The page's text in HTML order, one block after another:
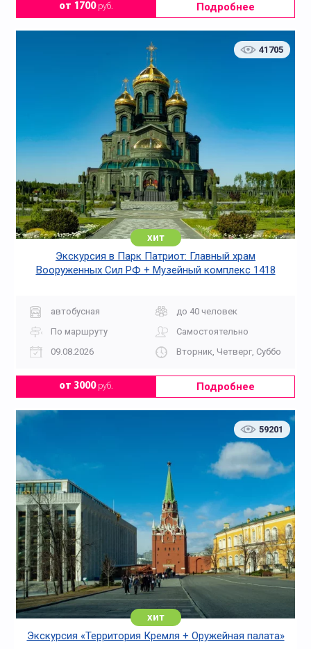
от 1700руб. Подробнее
41705
хит
Экскурсия в Парк Патриот: Главный храм
Вооруженных Сил РФ + Музейный комплекс 1418
автобусная
до 40 человек
По маршруту
Самостоятельно
09.08.2026
Вторник, Четверг, Суббота,
от 3000руб. Подробнее
59201
хит
Экскурсия «Территория Кремля + Оружейная палата»